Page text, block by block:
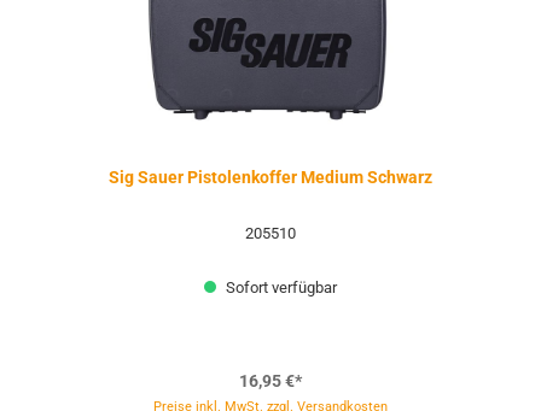
Sig Sauer Pistolenkoffer Medium Schwarz
205510
Sofort verfügbar
16,95 €*
Preise inkl. MwSt. zzgl. Versandkosten